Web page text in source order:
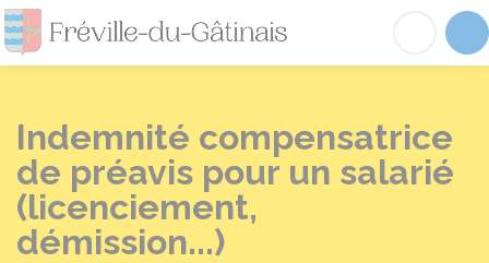
Fréville-du-
Indemnité compensatrice
de préavis pour un salarié
(licenciement,
démission...)